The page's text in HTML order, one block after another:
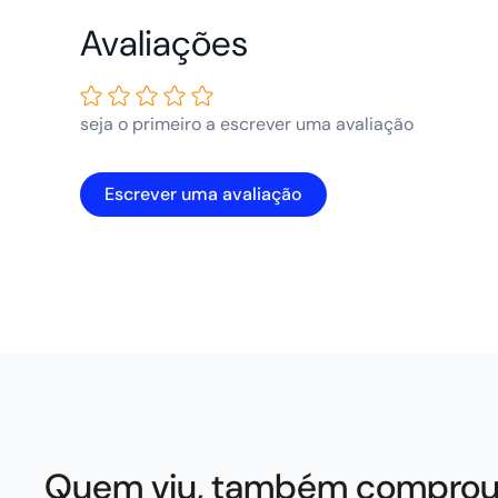
Clientes
seja o primeiro a escrever uma avaliação
Escrever uma avaliação
Quem viu, também